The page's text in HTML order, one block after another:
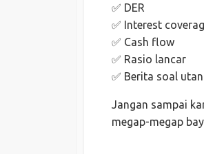
✅ DER
✅ Interest
✅ Cash flow
✅ Rasio lancar
✅ Berita soal
Jangan sampai
megap-megap